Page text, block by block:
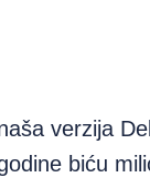
verzija
biću